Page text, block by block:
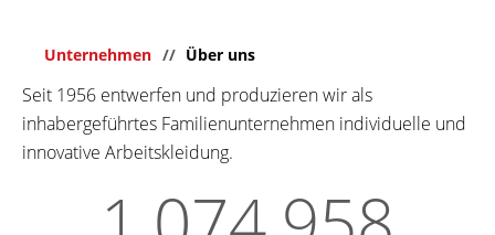
an Transparenz – unsere Fertigung in
Europa.
individuelle und innovative Firmenkollektion
– made in Europe.
Unternehmen Über uns
Seit 1956 entwerfen und produzieren wir als
inhabergeführtes Familienunternehmen individuelle und
innovative Arbeitskleidung.